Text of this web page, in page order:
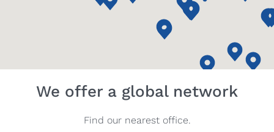
We offer a global network
Find our nearest office.